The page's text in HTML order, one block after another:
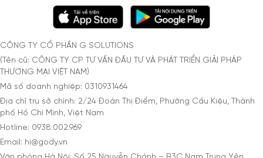
CÔNG TY CỔ PHẦN G SOLUTIONS
(Tên cũ: CÔNG TY CP TƯ VẤN ĐẦU TƯ VÀ PHÁT TRIỂN GIẢI PHÁP
THƯƠNG MẠI VIỆT NAM)
Mã số doanh nghiệp: 0310931464
Địa chỉ trụ sở chính: 2/24 Đoàn Thị Điểm, Phường Cầu Kiệu, Thành
phố Hồ Chí Minh, Việt Nam
Hotline: 0938.002.969
Email: hi@gody.vn